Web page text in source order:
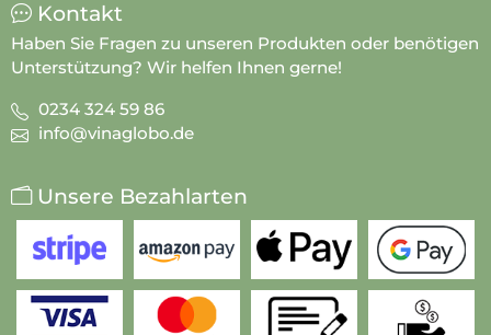
Kontakt
Haben Sie Fragen zu unseren Produkten oder benötigen
Unterstützung? Wir helfen Ihnen gerne!
0234 324 59 86
info@vinaglobo.de
Unsere Bezahlarten